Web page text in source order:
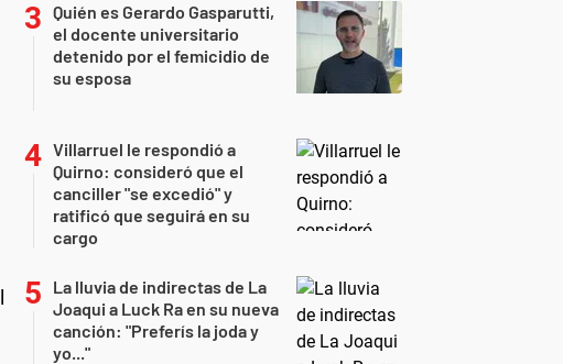
Quién es Gerardo Gasparutti,
el docente universitario
detenido por el femicidio de
su esposa
Villarruel le respondió a
Quirno: consideró que el
canciller "se excedió" y
ratificó que seguirá en su
cargo
La lluvia de indirectas de La
Joaqui a Luck Ra en su nueva
canción: "Preferís la joda y
yo..."